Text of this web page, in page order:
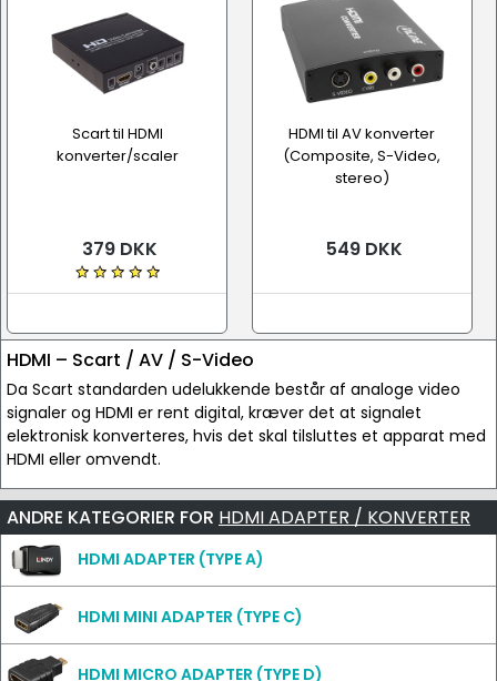
Scart til HDMI
konverter/scaler
379 DKK
HDMI til AV konverter
(Composite, S-Video,
stereo)
549 DKK
HDMI – Scart / AV / S-Video
Da Scart standarden udelukkende består af analoge video
signaler og HDMI er rent digital, kræver det at signalet
elektronisk konverteres, hvis det skal tilsluttes et apparat med
HDMI eller omvendt.
ANDRE KATEGORIER FOR HDMI ADAPTER / KONVERTER
HDMI ADAPTER (TYPE A)
HDMI MINI ADAPTER (TYPE C)
HDMI MICRO ADAPTER (TYPE D)